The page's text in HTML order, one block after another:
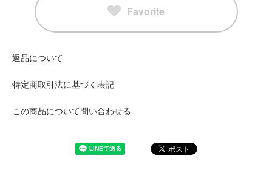
Favorite
返品について
特定商取引法に基づく表記
この商品について問い合わせる